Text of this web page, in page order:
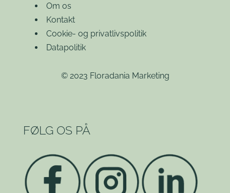
Om os
Kontakt
Cookie- og privatlivspolitik
Datapolitik
© 2023 Floradania Marketing
FØLG OS PÅ